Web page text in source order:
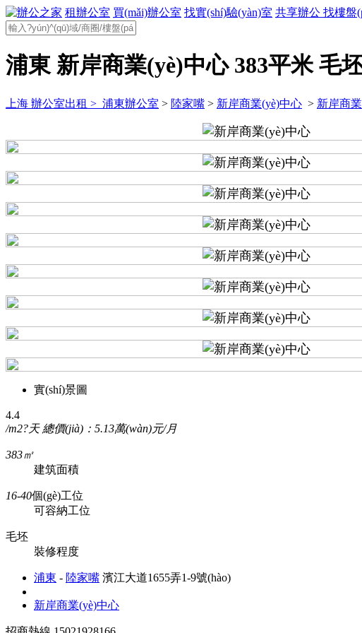
租辦公室 買(mǎi)辦公室 找實(shí)驗(yàn)室 共享辦公 找樓盤
浦東 新岸商業(yè)中心 383平米 毛
上海 辦公室出租 > 浦東辦公室 > 陸家嘴 > 新岸商業(yè)中心 > 新岸商
實(shí)景圖
4.4
/m2?天 總價(jià)：5.13萬(wàn)元/月
383㎡
建筑面積
16-40個(gè)工位
可容納工位
毛坯
裝修程度
浦東 - 陸家嘴 濱江大道1655弄1-9號(hào)
新岸商業(yè)中心